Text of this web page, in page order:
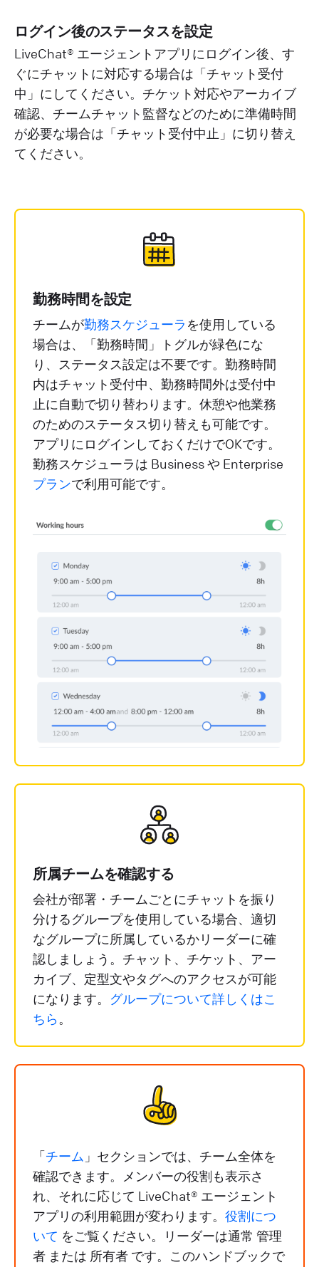
ログイン後のステータスを設定
LiveChat® エージェントアプリにログイン後、す
ぐにチャットに対応する場合は「チャット受付
中」にしてください。チケット対応やアーカイブ
確認、チームチャット監督などのために準備時間
が必要な場合は「チャット受付中止」に切り替え
てください。
勤務時間を設定
チームが勤務スケジューラ を使用している
場合は、「勤務時間」トグルが緑色にな
り、ステータス設定は不要です。勤務時間
内はチャット受付中、勤務時間外は受付中
止に自動で切り替わります。休憩や他業務
のためのステータス切り替えも可能です。
アプリにログインしておくだけでOKです。
勤務スケジューラは Business や Enterprise
プランで利用可能です。
所属チームを確認する
会社が部署・チームごとにチャットを振り
分けるグループを使用している場合、適切
なグループに所属しているかリーダーに確
認しましょう。チャット、チケット、アー
カイブ、定型文やタグへのアクセスが可能
になります。 グループについて詳しくはこ
ちら。
「チーム 」セクションでは、チーム全体を
確認できます。メンバーの役割も表示さ
れ、それに応じて LiveChat® エージェント
アプリの利用範囲が変わります。 役割につ
いて をご覧ください。リーダーは通常 管理
者 または 所有者 です。このハンドブックで